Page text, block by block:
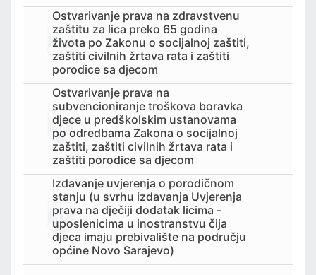
Ostvarivanje prava na zdravstvenu
zaštitu za lica preko 65 godina
života po Zakonu o socijalnoj zaštiti,
zaštiti civilnih žrtava rata i zaštiti
porodice sa djecom
Ostvarivanje prava na
subvencioniranje troškova boravka
djece u predškolskim ustanovama
po odredbama Zakona o socijalnoj
zaštiti, zaštiti civilnih žrtava rata i
zaštiti porodice sa djecom
Izdavanje uvjerenja o porodičnom
stanju (u svrhu izdavanja Uvjerenja
prava na dječiji dodatak licima -
uposlenicima u inostranstvu čija
djeca imaju prebivalište na području
općine Novo Sarajevo)